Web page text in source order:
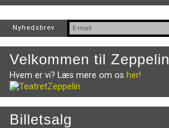
Nyhedsbrev
Velkommen til Zeppelin
Hvem er vi? Læs mere om os her!
Billetsalg